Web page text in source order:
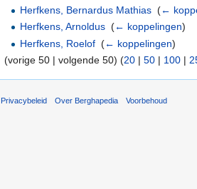
Herfkens, Bernardus Mathias ‎(←
Herfkens, Arnoldus ‎(← koppelingen)
Herfkens, Roelof ‎(← koppelingen)
(vorige 50 | volgende 50) (20 | 50 | 100 |
Privacybeleid Over Berghapedia Voorbehoud